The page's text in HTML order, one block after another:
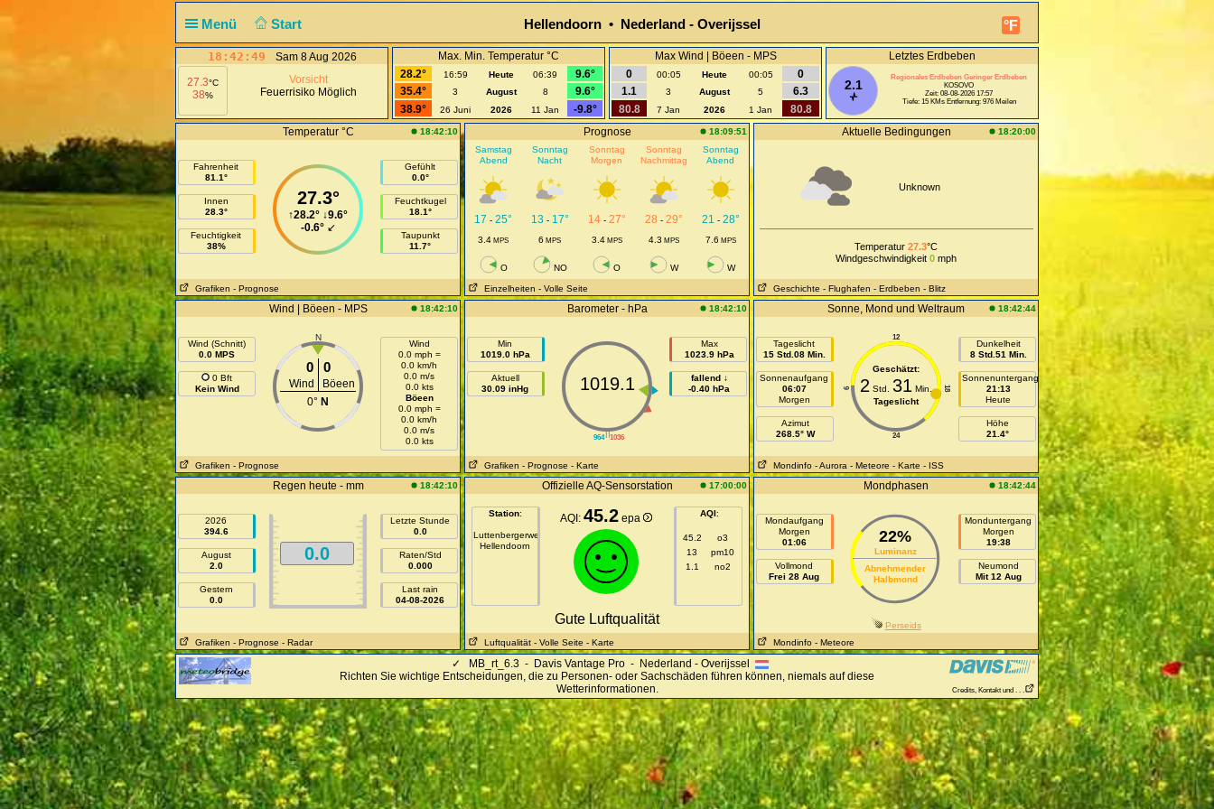
Menü Start °F
Hellendoorn • Nederland - Overijssel
18:42:49
Sam 8 Aug 2026
27.3°C
38%
Vorsicht
Feuerrisiko Möglich
Max. Min. Temperatur °C
28.2°
16:59 Heute 06:39
9.6°
35.4°
3 August 8
9.6°
38.9°
26 Juni 2026 11 Jan -9.8°
Max Wind | Böeen - MPS
0
00:05 Heute 00:05
0
1.1
3 August 5
6.3
80.8
7 Jan 2026 1 Jan 80.8
Letztes Erdbeben
2.1
Regionales Erdbeben Geringer Erdbeben
KOSOVO
Zeit: 08-08-2026 17:57
Tiefe: 15 KMs Entfernung: 976 Meilen
Temperatur °C 18:42:10
Fahrenheit
81.1°
Innen
28.3°
Feuchtigkeit
38%
27.3°
↑28.2° ↓9.6°
-0.6°↙
Gefühlt
0.0°
Feuchtkugel
18.1°
Taupunkt
11.7°
Grafiken - Prognose
Prognose
18:09:51
Samstag
Abend
Sonntag
Nacht
Sonntag
Morgen
Sonntag
Nachmittag
Sonntag
Abend
17 - 25° 13- 17° 14- 27° 28 - 29° 21 - 28°
3.4 MPS 6 MPS 3.4MPS 4.3 MPS 7.6 MPS
O NO O W W
Einzelheiten - Volle Seite
Aktuelle Bedingungen 18:20:00
Unknown
Temperatur 27.3°C
Windgeschwindigkeit 0 mph
Geschichte - Flughafen - Erdbeben - Blitz
Wind | Böeen - MPS 18:42:10
Wind (Schnitt)
0.0 MPS
0 Bft
Kein Wind
N
0 0
Wind
Böeen
0° N
Wind
0.0 mph =
0.0 km/h
0.0 m/s
0.0 kts
Böeen
0.0 mph =
0.0 km/h
0.0 m/s
0.0 kts
Grafiken - Prognose
Barometer - hPa 18:42:10
Min
1019.0 hPa
Aktuell
30.09 inHg
||
964 1036
1019.1
Max
1023.9 hPa
fallend ↓
-0.40 hPa
Grafiken - Prognose - Karte
Sonne, Mond und Weltraum 18:42:44
Tageslicht
15 Std.08 Min.
Sonnenaufgang
06:07
Morgen
Azimut
268.5° W
12
24
6 18
Geschätzt:
2 Std. 31 Min.
Tageslicht
Dunkelheit
8 Std.51 Min.
Sonnenuntergang
21:13
Heute
Höhe
21.4°
Mondinfo - Aurora - Meteore - Karte - ISS
Regen heute - mm 18:42:10
2026
394.6
August
2.0
Gestern
0.0
0.0
Letzte Stunde
0.0
Raten/Std
0.000
Last rain
04-08-2026
Grafiken - Prognose - Radar
Offizielle AQ-Sensorstation 17:00:00
Station:
Luttenbergerweg
Hellendoorn
AQI: 45.2 epa AQI:
45.2
o3
13
pm10
1.1
no2
Gute Luftqualität
Luftqualität - Volle Seite - Karte
Mondphasen 18:42:44
Mondaufgang
Morgen
01:06
Vollmond
Frei 28 Aug
22%
Luminanz
Abnehmender
Halbmond
Monduntergang
Morgen
19:38
Neumond
Mit 12 Aug
Perseids
Mondinfo - Meteore
✓
MB_rt_6.3 - Davis Vantage Pro - Nederland - Overijssel
Richten Sie wichtige Entscheidungen, die zu Personen- oder Sachschäden führen können, niemals auf diese
Wetterinformationen.
Credits, Kontakt und . . .